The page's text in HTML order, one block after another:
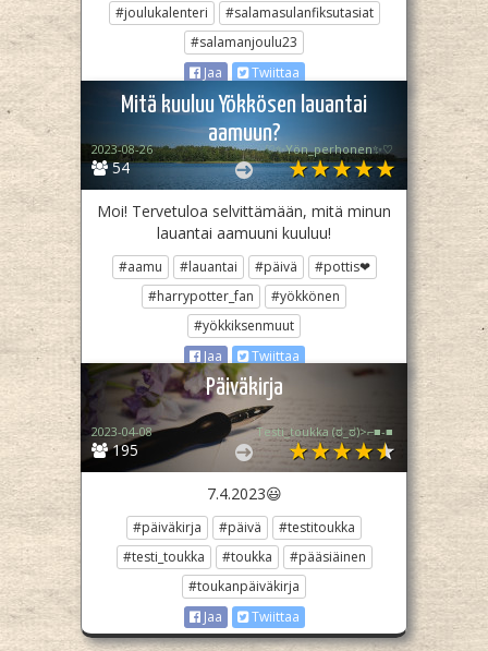
#joulukalenteri
#salamasulanfiksutasiat
#salamanjoulu23
Jaa
Twiittaa
Mitä kuuluu Yökkösen lauantai
aamuun?
54
2023-08-26 ♡✨️Yön_perhonen✨♡
Moi! Tervetuloa selvittämään, mitä minun
lauantai aamuuni kuuluu!
#aamu #lauantai #päivä
#pottis❤
#harrypotter_fan
#yökkönen
#yökkiksenmuut
Jaa
Twiittaa
Päiväkirja
195
2023-04-08 Testi_toukka (⁠ಠ⁠_⁠ಠ⁠)⁠>⁠⌐⁠■⁠-⁠■
7.4.2023😃
#päiväkirja #päivä
#testitoukka
#testi_toukka
#toukka
#pääsiäinen
#toukanpäiväkirja
Jaa
Twiittaa